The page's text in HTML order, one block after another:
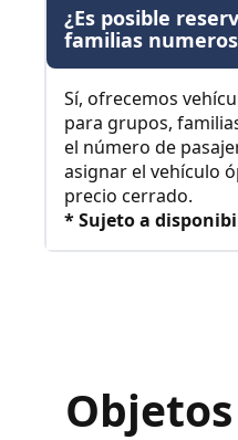
¿Es posible
familias
Sí, ofrecemos
para grupos,
el número de
asignar el vehículo
precio cerrado.
* Sujeto a